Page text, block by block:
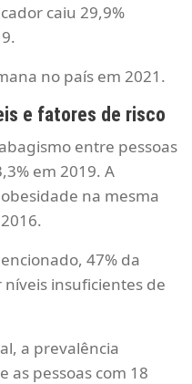
caiu 29,9%
no país em 2021.
e fatores de risco
entre pessoas
em 2019. A
na mesma
47% da
insuficientes de
a prevalência
as pessoas com 18